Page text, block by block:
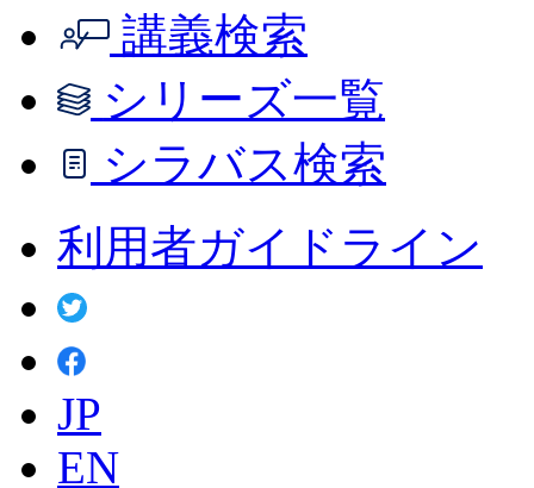
講義検索
シリーズ一覧
シラバス検索
利用者ガイドライン
JP
EN